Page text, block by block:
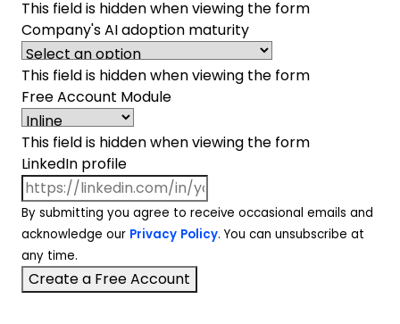
This field is hidden when viewing the form
Company's AI adoption maturity
This field is hidden when viewing the form
Free Account Module
This field is hidden when viewing the form
LinkedIn profile
By submitting you agree to receive occasional emails and
acknowledge our Privacy Policy. You can unsubscribe at
any time.